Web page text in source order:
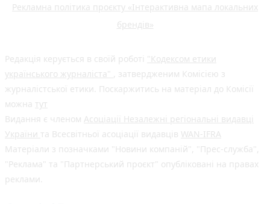
Рекламна політика проєкту «Інтерактивна мапа локальних
брендів»
Редакція керується в своїй роботі "Кодексом етики
українського журналіста"
, затвердженим Комісією з
журналістської етики. Поскаржитись на матеріал до Комісії
можна тут
Видання є членом Асоціації Незалежні регіональні видавці
України та Всесвітньої асоціації видавців WAN-IFRA
Матеріали з позначками "Новини компаній", "Прес-служба",
"Реклама" та "Партнерський проєкт" опубліковані на правах
реклами.